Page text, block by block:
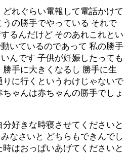
れぐらい電報して電話かけて
うの勝手でやっている それで
るんだけど そのあれこれとい
いているのであって 私の勝手
んです 子供が妊娠したっても
手に大きくなるし 勝手に生
りに行くというわけじゃないで
ゃんは赤ちゃんの勝手でしょ
好きな時寝させてくださいと
なさいと どちらもできんでし
はおっぱいあげてくださいと